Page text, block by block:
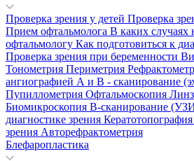
Проверка зрения у детей Проверка
Прием офтальмолога В каких случаях
офтальмологу Как подготовиться к
Проверка зрения при беременности
Тонометрия Периметрия
ангиографией А и В - сканирование
Пупиллометрия Офтальмоскопия
Биомикроскопия В-сканирование
диагностике зрения Кератотопография
зрения Авторефрактометрия
Блефаропластика